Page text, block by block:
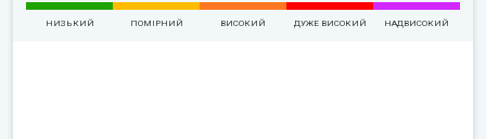
НИЗЬКИЙ ПОМІРНИЙ ВИСОКИЙ ДУЖЕ ВИСОКИЙ НАДВИСОКИЙ